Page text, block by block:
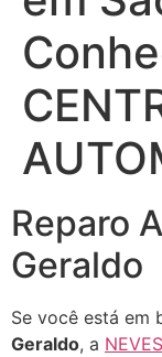
Reparo
Geraldo
Se você está em
Geraldo, a